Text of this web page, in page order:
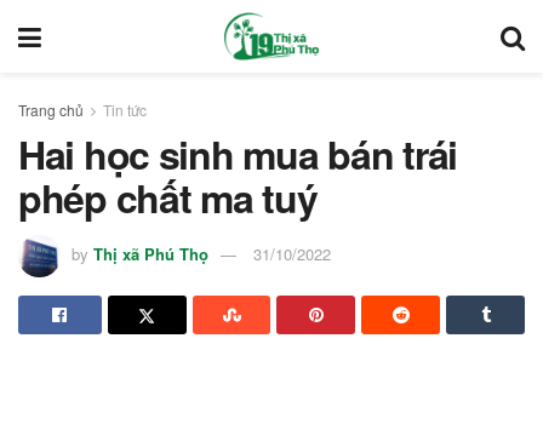
Trang chủ Tin tức
Hai học sinh mua bán trái
phép chất ma tuý
by Thị xã Phú Thọ 31/10/2022